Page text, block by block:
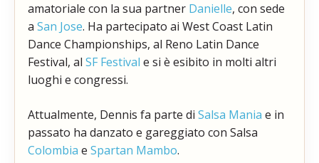
amatoriale con la sua partner Danielle, con sede
a San Jose. Ha partecipato ai West Coast Latin
Dance Championships, al Reno Latin Dance
Festival, al SF Festival e si è esibito in molti altri
luoghi e congressi.
Attualmente, Dennis fa parte di Salsa Mania e in
passato ha danzato e gareggiato con Salsa
Colombia e Spartan Mambo.